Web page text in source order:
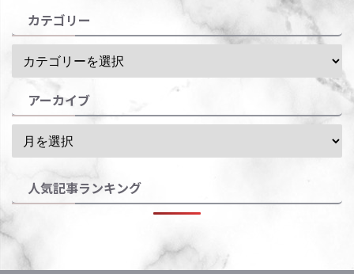
カテゴリー
アーカイブ
人気記事ランキング